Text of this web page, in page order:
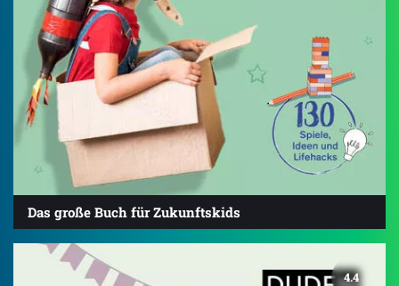
Das große Buch für Zukunftskids
4.4